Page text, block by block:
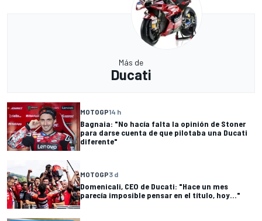
Más de
Ducati
MOTOGP14 h
Bagnaia: "No hacía falta la opinión de Stoner
para darse cuenta de que pilotaba una Ducati
diferente"
MOTOGP3 d
Domenicali, CEO de Ducati: "Hace un mes
parecía imposible pensar en el título, hoy..."